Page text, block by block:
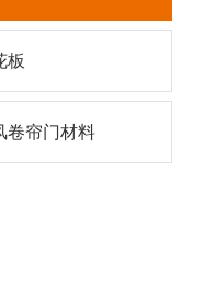
板
卷帘门材料